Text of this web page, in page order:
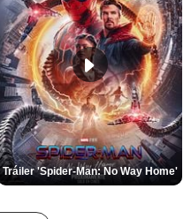
Tráiler 'Spider-Man: No Way Home'